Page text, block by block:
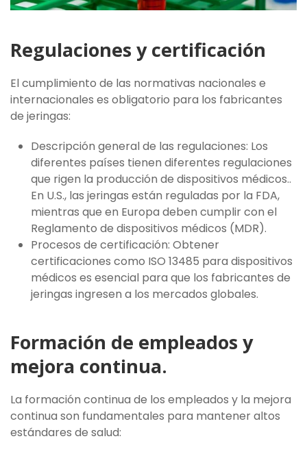
Regulaciones y certificación
El cumplimiento de las normativas nacionales e
internacionales es obligatorio para los fabricantes
de jeringas:
Descripción general de las regulaciones: Los
diferentes países tienen diferentes regulaciones
que rigen la producción de dispositivos médicos..
En U.S., las jeringas están reguladas por la FDA,
mientras que en Europa deben cumplir con el
Reglamento de dispositivos médicos (MDR).
Procesos de certificación: Obtener
certificaciones como ISO 13485 para dispositivos
médicos es esencial para que los fabricantes de
jeringas ingresen a los mercados globales.
Formación de empleados y
mejora continua.
La formación continua de los empleados y la mejora
continua son fundamentales para mantener altos
estándares de salud: